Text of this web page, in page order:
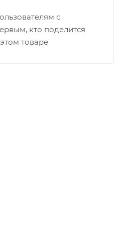
с
кто поделится
товаре